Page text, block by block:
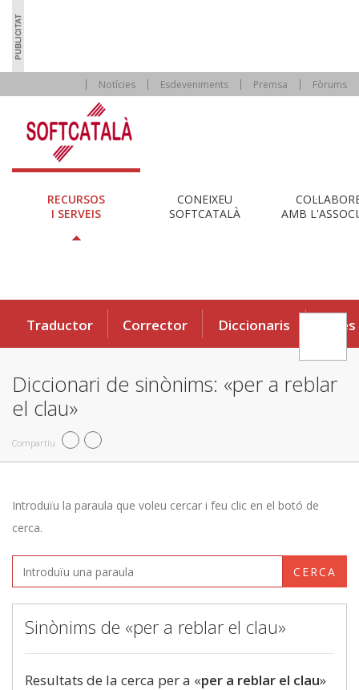
Notícies Esdeveniments Premsa Fòrums
RECURSOS
I SERVEIS
CONEIXEU
SOFTCATALÀ
AMB
Traductor Corrector Diccionaris Eines
Diccionari de sinònims: «per a reblar
el clau»
Compartiu
Introduïu la paraula que voleu cercar i feu clic en el botó de
cerca.
CERCA
Sinònims de «per a reblar el clau»
Resultats de la cerca per a «per a reblar el clau»